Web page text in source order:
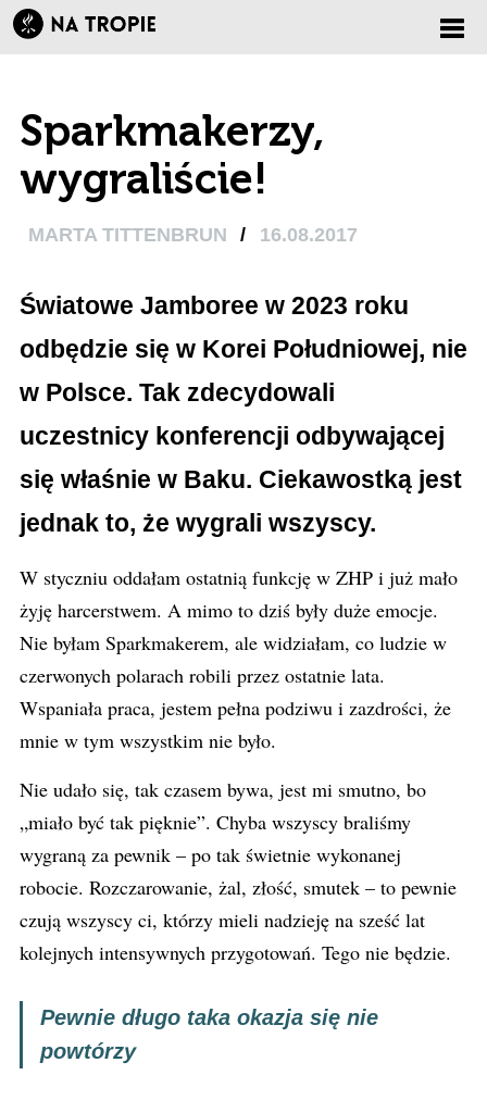
Sparkmakerzy,
wygraliście!
MARTA TITTENBRUN / 16.08.2017
Światowe Jamboree w 2023 roku
odbędzie się w Korei Południowej, nie
w Polsce. Tak zdecydowali
uczestnicy konferencji odbywającej
się właśnie w Baku. Ciekawostką jest
jednak to, że wygrali wszyscy.
W styczniu oddałam ostatnią funkcję w ZHP i już mało
żyję harcerstwem. A mimo to dziś były duże emocje.
Nie byłam Sparkmakerem, ale widziałam, co ludzie w
czerwonych polarach robili przez ostatnie lata.
Wspaniała praca, jestem pełna podziwu i zazdrości, że
mnie w tym wszystkim nie było.
Nie udało się, tak czasem bywa, jest mi smutno, bo
„miało być tak pięknie”. Chyba wszyscy braliśmy
wygraną za pewnik – po tak świetnie wykonanej
robocie. Rozczarowanie, żal, złość, smutek – to pewnie
czują wszyscy ci, którzy mieli nadzieję na sześć lat
kolejnych intensywnych przygotowań. Tego nie będzie.
Pewnie długo taka okazja się nie
powtórzy